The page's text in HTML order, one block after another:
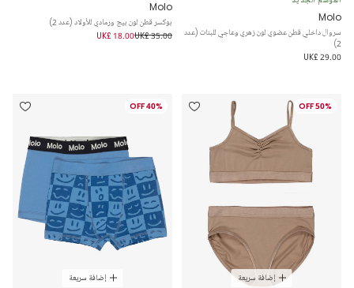
Molo
سروال داخلي قطن عضوي لون زهري وعاجي للبنات (عدد
2)
UK£ 29.00
Molo
بوكسر قطن لون بيج ورمادي للأولاد (عدد 2)
UK£ 35.00
UK£ 18.00
50% OFF
إضافة سريعة
40% OFF
إضافة سريعة